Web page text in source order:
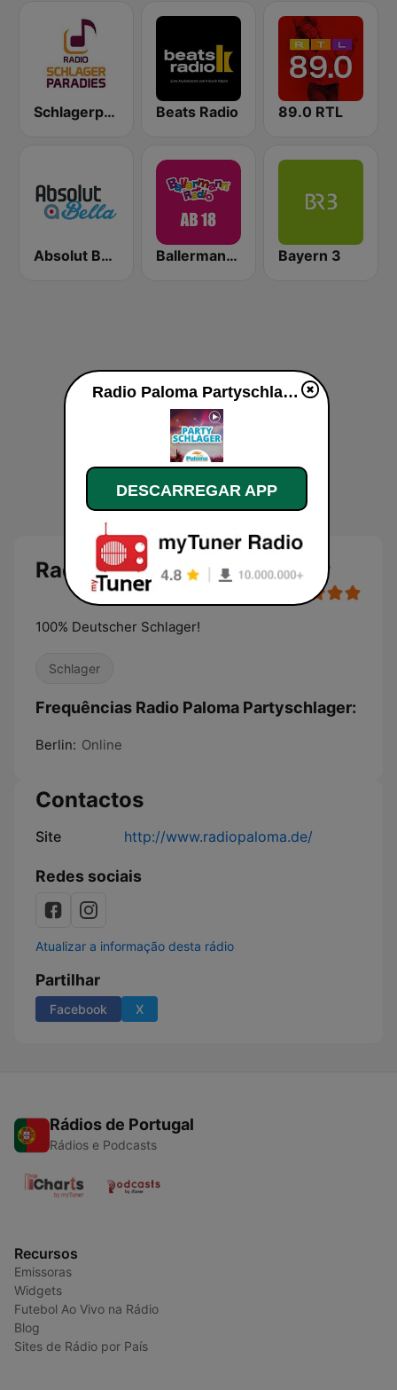
Schlagerparadies Beats Radio 89.0 RTL
Absolut Bella Ballermann Radio - Ab 18 Bayern 3
Radio Paloma Partyschlager
100% Deutscher Schlager!
Schlager
Frequências Radio Paloma Partyschlager:
Berlin: Online
Contactos
Site http://www.radiopaloma.de/
Redes sociais
Atualizar a informação desta rádio
Partilhar
Facebook X
Rádios de Portugal
Rádios e Podcasts
Recursos
Emissoras
Widgets
Futebol Ao Vivo na Rádio
Blog
Sites de Rádio por País
Radio Paloma Partyschlager online
DESCARREGAR APP